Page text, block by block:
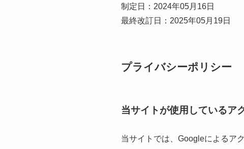
制定日：2024年05月16日
最終改訂日：2025年05月19日
プライバシーポリシー
当サイトが使用しているア
当サイトでは、Googleによるア